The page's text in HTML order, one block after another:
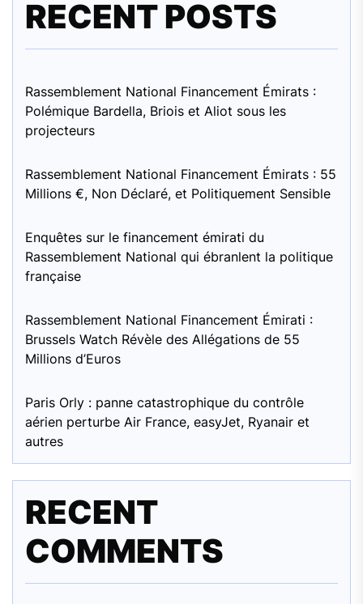
RECENT POSTS
Rassemblement National Financement Émirats :
Polémique Bardella, Briois et Aliot sous les
projecteurs
Rassemblement National Financement Émirats : 55
Millions €, Non Déclaré, et Politiquement Sensible
Enquêtes sur le financement émirati du
Rassemblement National qui ébranlent la politique
française
Rassemblement National Financement Émirati :
Brussels Watch Révèle des Allégations de 55
Millions d’Euros
Paris Orly : panne catastrophique du contrôle
aérien perturbe Air France, easyJet, Ryanair et
autres
RECENT
COMMENTS